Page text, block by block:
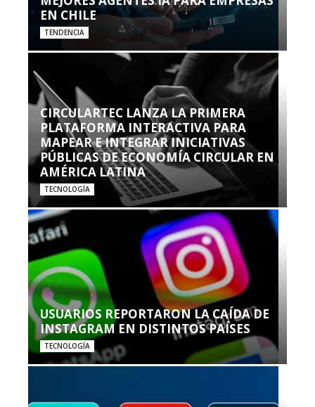
EN CHILE
TENDENCIA
CIRCULARTEC LANZA LA PRIMERA
PLATAFORMA INTERACTIVA PARA
MAPEAR E INTEGRAR INICIATIVAS
PÚBLICAS DE ECONOMÍA CIRCULAR EN
AMÉRICA LATINA
TECNOLOGÍA
USUARIOS REPORTARON LA CAÍDA DE
INSTAGRAM EN DISTINTOS PAÍSES
TECNOLOGÍA